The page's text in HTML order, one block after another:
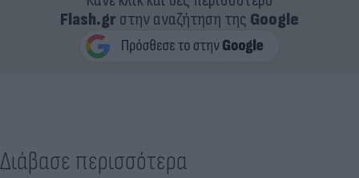
Flash.grστην αναζήτηση της Google
Διάβασε περισσότερα